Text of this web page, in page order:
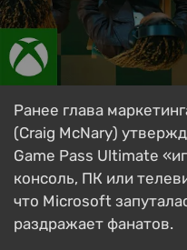
Ранее глава
(Craig McNary)
Game Pass Ultimate
консоль, ПК или
что Microsoft
раздражает фанатов.